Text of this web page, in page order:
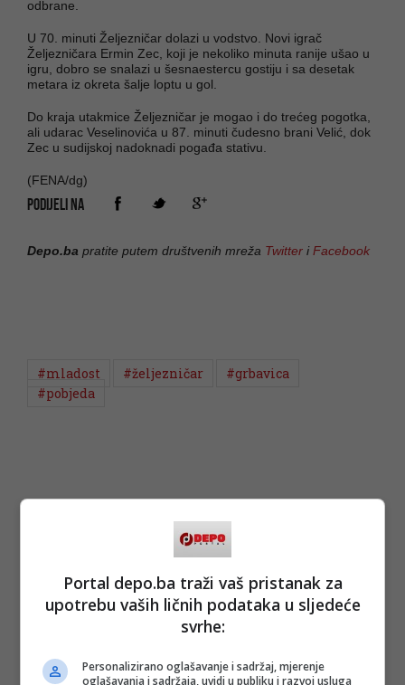
odbrane.
U 70. minuti Željezničar dolazi u vodstvo. Novi igrač
Željezničara Ermin Zec, koji je nekoliko minuta ranije ušao u
igru, dobro se snalazi u šesnaestercu gostiju i sa desetak
metara iz okreta šalje loptu u gol.
Do kraja utakmice Željezničar je mogao i do trećeg pogotka,
ali udarac Veselinovića u 87. minuti čudesno brani Velić, dok
Zec u sudijskoj nadoknadi pogađa stativu.
(FENA/dg)
PODIJELI NA
Depo.ba pratite putem društvenih mreža Twitter iFacebook
#mladost #željezničar
#grbavica
#pobjeda
Portal depo.ba traži vaš pristanak za
upotrebu vaših ličnih podataka u sljedeće
svrhe:
Personalizirano oglašavanje i sadržaj, mjerenje
oglašavanja i sadržaja, uvidi u publiku i razvoj usluga